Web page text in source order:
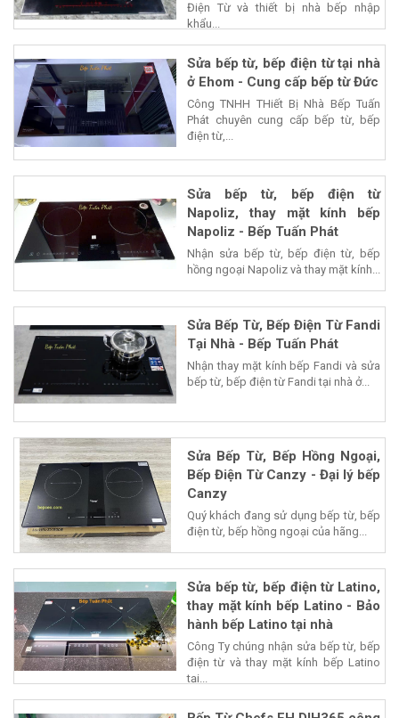
Điện Từ và thiết bị nhà bếp nhập
khẩu...
Sửa bếp từ, bếp điện từ tại nhà
ở Ehom - Cung cấp bếp từ Đức
Công TNHH THiết Bị Nhà Bếp Tuấn
Phát chuyên cung cấp bếp từ, bếp
điện từ,...
Sửa bếp từ, bếp điện từ
Napoliz, thay mặt kính bếp
Napoliz - Bếp Tuấn Phát
Nhận sửa bếp từ, bếp điện từ, bếp
hồng ngoại Napoliz và thay mặt kính...
Sửa Bếp Từ, Bếp Điện Từ Fandi
Tại Nhà - Bếp Tuấn Phát
Nhận thay mặt kính bếp Fandi và sửa
bếp từ, bếp điện từ Fandi tại nhà ở...
Sửa Bếp Từ, Bếp Hồng Ngoại,
Bếp Điện Từ Canzy - Đại lý bếp
Canzy
Quý khách đang sử dụng bếp từ, bếp
điện từ, bếp hồng ngoại của hãng...
Sửa bếp từ, bếp điện từ Latino,
thay mặt kính bếp Latino - Bảo
hành bếp Latino tại nhà
Công Ty chúng nhận sửa bếp từ, bếp
điện từ và thay mặt kính bếp Latino
tại...